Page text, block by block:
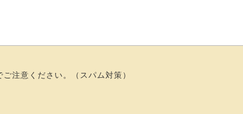
注意ください。（スパム対策）